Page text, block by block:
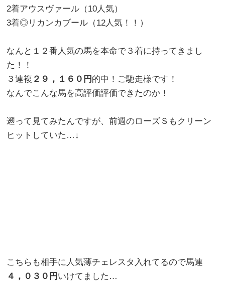
2着アウスヴァール（10人気）
3着◎リカンカブール（12人気！！）
なんと１２番人気の馬を本命で３着に持ってきまし
た！！
３連複 ２９，１６０円 的中！ご馳走様です！
なんでこんな馬を高評価評価できたのか！
遡って見てみたんですが、前週のローズＳもクリーン
ヒットしていた…↓
こちらも相手に人気薄チェレスタ入れてるので馬連
４，０３０円 いけてました…